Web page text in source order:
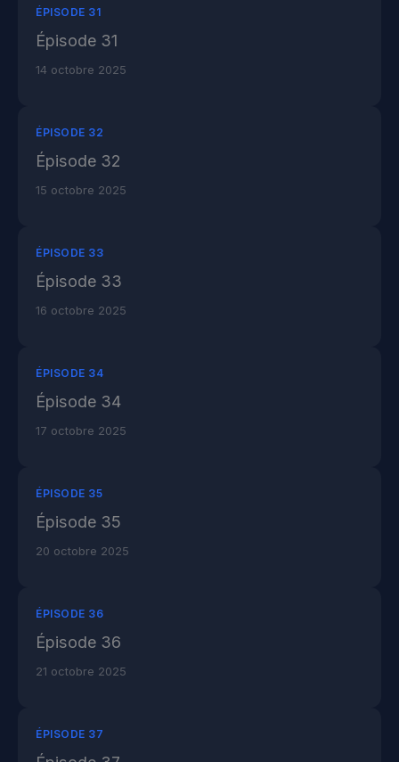
ÉPISODE 31
Épisode 31
14 octobre 2025
ÉPISODE 32
Épisode 32
15 octobre 2025
ÉPISODE 33
Épisode 33
16 octobre 2025
ÉPISODE 34
Épisode 34
17 octobre 2025
ÉPISODE 35
Épisode 35
20 octobre 2025
ÉPISODE 36
Épisode 36
21 octobre 2025
ÉPISODE 37